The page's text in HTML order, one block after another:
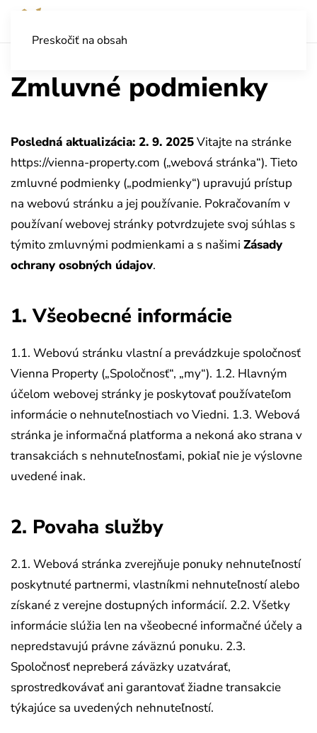
Preskočiť na obsah
Zmluvné podmienky
Posledná aktualizácia: 2. 9. 2025Vitajte na stránke
https://vienna-property.com („webová stránka“). Tieto
zmluvné podmienky („podmienky“) upravujú prístup
na webovú stránku a jej používanie. Pokračovaním v
používaní webovej stránky potvrdzujete svoj súhlas s
týmito zmluvnými podmienkami a s našimi Zásady
ochrany osobných údajov.
1. Všeobecné informácie
1.1. Webovú stránku vlastní a prevádzkuje spoločnosť
Vienna Property („Spoločnosť“, „my“). 1.2. Hlavným
účelom webovej stránky je poskytovať používateľom
informácie o nehnuteľnostiach vo Viedni. 1.3. Webová
stránka je informačná platforma a nekoná ako strana v
transakciách s nehnuteľnosťami, pokiaľ nie je výslovne
uvedené inak.
2. Povaha služby
2.1. Webová stránka zverejňuje ponuky nehnuteľností
poskytnuté partnermi, vlastníkmi nehnuteľností alebo
získané z verejne dostupných informácií. 2.2. Všetky
informácie slúžia len na všeobecné informačné účely a
nepredstavujú právne záväznú ponuku. 2.3.
Spoločnosť nepreberá záväzky uzatvárať,
sprostredkovávať ani garantovať žiadne transakcie
týkajúce sa uvedených nehnuteľností.